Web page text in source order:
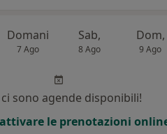
Domani
7 Ago
Sab,
8 Ago
Dom,
9 Ago
sono agende disponibili!
le prenotazioni